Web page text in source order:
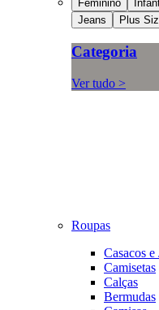
Feminino
Jeans
Plus
Categoria
Ver tudo >
Roupas
Casacos e
Camisetas
Calças
Bermudas